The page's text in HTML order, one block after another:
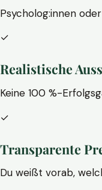
Psycholog:innen
✓
Realistische
Keine 100 %-
✓
Transparente
Du weißt vorab,